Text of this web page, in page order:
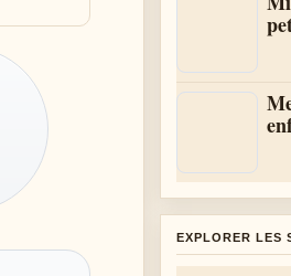
EXPLORER LES